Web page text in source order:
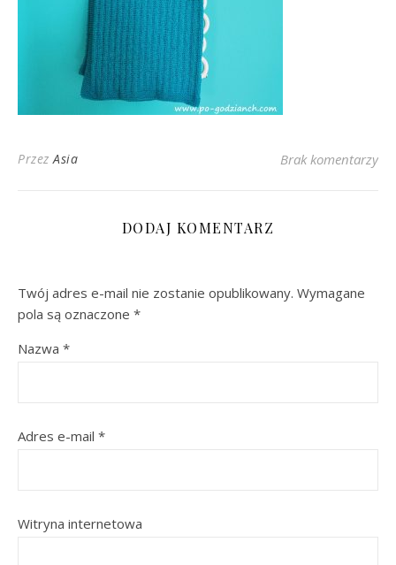
PrzezAsia Brak komentarzy
DODAJ KOMENTARZ
Twój adres e-mail nie zostanie opublikowany. Wymagane
pola są oznaczone *
Nazwa *
Adres e-mail *
Witryna internetowa